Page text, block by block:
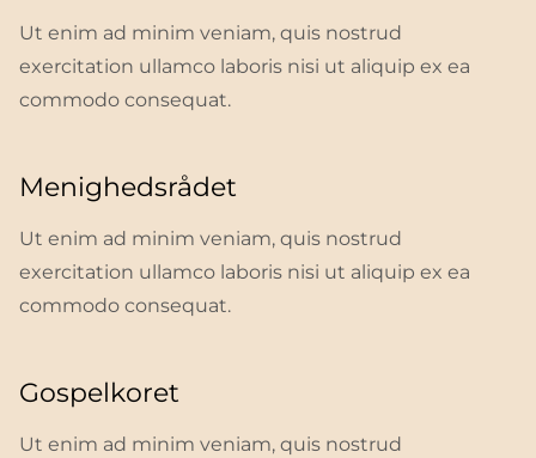
Ut enim ad minim veniam, quis nostrud
exercitation ullamco laboris nisi ut aliquip ex ea
commodo consequat.
Menighedsrådet
Ut enim ad minim veniam, quis nostrud
exercitation ullamco laboris nisi ut aliquip ex ea
commodo consequat.
Gospelkoret
Ut enim ad minim veniam, quis nostrud